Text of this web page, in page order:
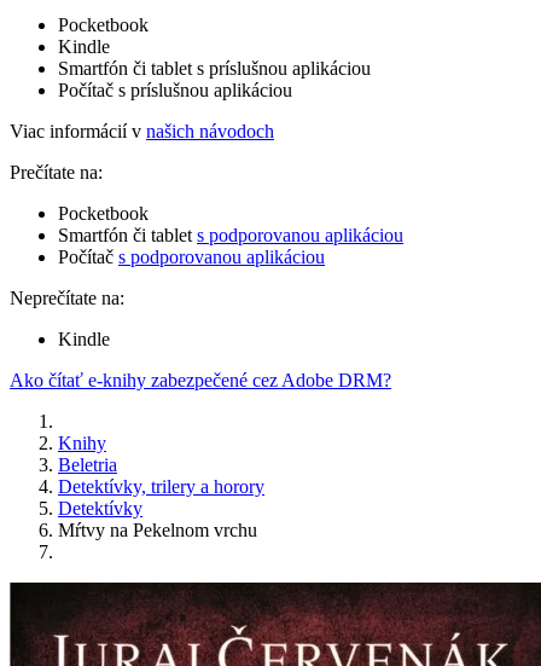
Pocketbook
Kindle
Smartfón či tablet s príslušnou aplikáciou
Počítač s príslušnou aplikáciou
Viac informácií v našich návodoch
Prečítate na:
Pocketbook
Smartfón či tablet s podporovanou aplikáciou
Počítač s podporovanou aplikáciou
Neprečítate na:
Kindle
Ako čítať e-knihy zabezpečené cez Adobe DRM?
Knihy
Beletria
Detektívky, trilery a horory
Detektívky
Mŕtvy na Pekelnom vrchu